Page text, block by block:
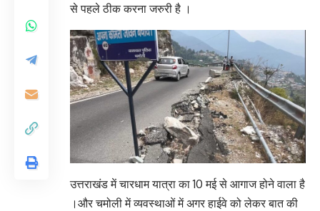
से पहले ठीक करना जरुरी है ।
उत्तराखंड में चारधाम यात्रा का 10 मई से आगाज होने वाला है
।और चमोली में व्यवस्थाओं में अगर हाईवे को लेकर बात की